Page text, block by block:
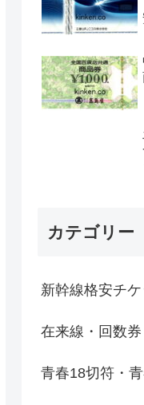
カテゴリー
新幹線格安チ
在来線・回数券
青春18切符・